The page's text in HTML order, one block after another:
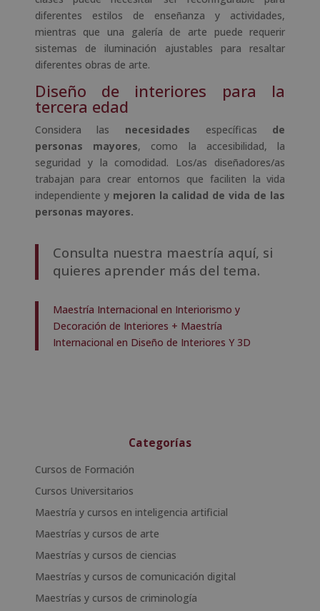
diferentes estilos de enseñanza y actividades,
mientras que una galería de arte puede requerir
sistemas de iluminación ajustables para resaltar
diferentes obras de arte.
Diseño de interiores para la
tercera edad
Considera las necesidades específicas de
personas mayores, como la accesibilidad, la
seguridad y la comodidad. Los/as diseñadores/as
trabajan para crear entornos que faciliten la vida
independiente y mejoren la calidad de vida de las
personas mayores.
Consulta nuestra maestría aquí, si
quieres aprender más del tema.
Maestría Internacional en Interiorismo y
Decoración de Interiores + Maestría
Internacional en Diseño de Interiores Y 3D
Categorías
Cursos de Formación
Cursos Universitarios
Maestría y cursos en inteligencia artificial
Maestrías y cursos de arte
Maestrías y cursos de ciencias
Maestrías y cursos de comunicación digital
Maestrías y cursos de criminología